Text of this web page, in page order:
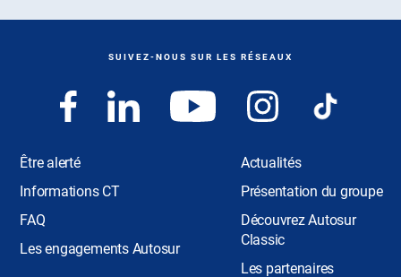
de
de
SUIVEZ-NOUS SUR LES RÉSEAUX
Être alerté
Informations CT
FAQ
Les engagements Autosur
Actualités
Présentation du groupe
Découvrez Autosur
Classic
Les partenaires